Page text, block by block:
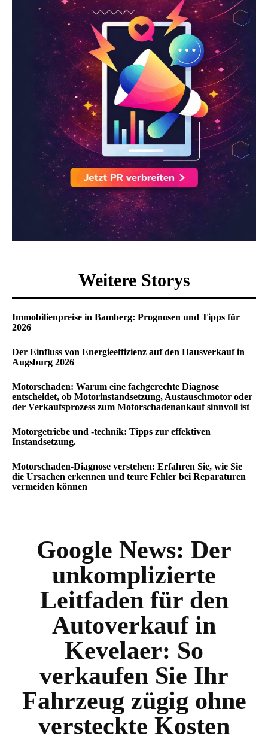
Weitere Storys
Immobilienpreise in Bamberg: Prognosen und Tipps für
2026
Der Einfluss von Energieeffizienz auf den Hausverkauf in
Augsburg 2026
Motorschaden: Warum eine fachgerechte Diagnose
entscheidet, ob Motorinstandsetzung, Austauschmotor oder
der Verkaufsprozess zum Motorschadenankauf sinnvoll ist
Motorgetriebe und -technik: Tipps zur effektiven
Instandsetzung.
Motorschaden-Diagnose verstehen: Erfahren Sie, wie Sie
die Ursachen erkennen und teure Fehler bei Reparaturen
vermeiden können
Google News: Der
unkomplizierte
Leitfaden für den
Autoverkauf in
Kevelaer: So
verkaufen Sie Ihr
Fahrzeug zügig ohne
versteckte Kosten